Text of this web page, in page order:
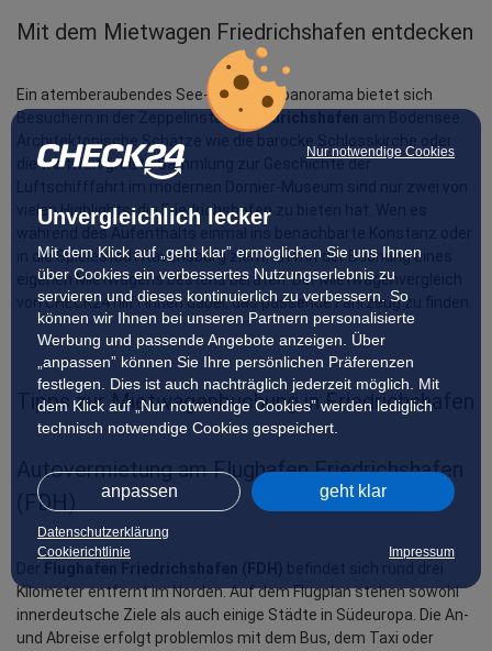
Nur notwendige Cookies
Unvergleichlich lecker
Mit dem Klick auf „geht klar” ermöglichen Sie uns Ihnen
über Cookies ein verbessertes Nutzungserlebnis zu
servieren und dieses kontinuierlich zu verbessern. So
können wir Ihnen bei unseren Partnern personalisierte
Werbung und passende Angebote anzeigen. Über
„anpassen” können Sie Ihre persönlichen Präferenzen
festlegen. Dies ist auch nachträglich jederzeit möglich. Mit
dem Klick auf „Nur notwendige Cookies” werden lediglich
technisch notwendige Cookies gespeichert.
anpassen geht klar
Datenschutzerklärung
Cookierichtlinie
Impressum
Mit dem Mietwagen Friedrichshafen entdecken
Ein atemberaubendes See- und Alpenpanorama bietet sich
Besuchern in der Zeppelinstadt Friedrichshafen
Architektonische Schätze wie die barocke Schlosskirche oder
die weltweit größte Sammlung zur Geschichte der
vielen Highlights, die Friedrichshafen zu bieten hat. Wen es
während des Aufenthalts einmal ins benachbarte Konstanz oder
in die Spielestadt Ravensburg zieht, ist mit der Buchung eines
eigenen Mietwagens bestens beraten. Der Mietwagenvergleich
von CHECK24 hilft Ihnen dabei, das passende Fahrzeug zu finden.
Tipps zur Mietwagenbuchung in Friedrichshafen
Autovermietung am Flughafen Friedrichshafen
(FDH)
Kilometer entfernt im Norden. Auf dem Flugplan stehen sowohl
innerdeutsche Ziele als auch einige Städte in Südeuropa. Die An-
und Abreise erfolgt problemlos mit dem Bus, dem Taxi oder